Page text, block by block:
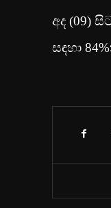
අද (09)
සඳහා